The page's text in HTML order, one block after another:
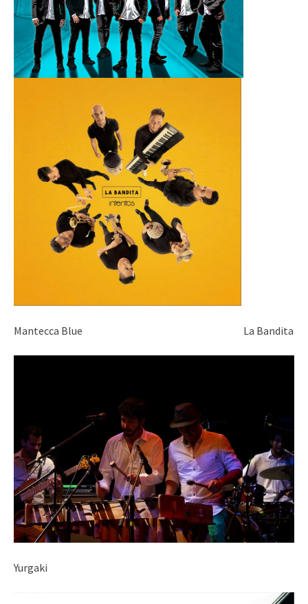
Mantecca Blue La Bandita
Yurgaki